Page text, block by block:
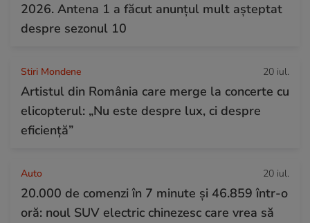
2026. Antena 1 a făcut anunțul mult așteptat
despre sezonul 10
Stiri Mondene 20 iul.
Artistul din România care merge la concerte cu
elicopterul: „Nu este despre lux, ci despre
eficiență”
Auto 20 iul.
20.000 de comenzi în 7 minute și 46.859 într-o
oră: noul SUV electric chinezesc care vrea să